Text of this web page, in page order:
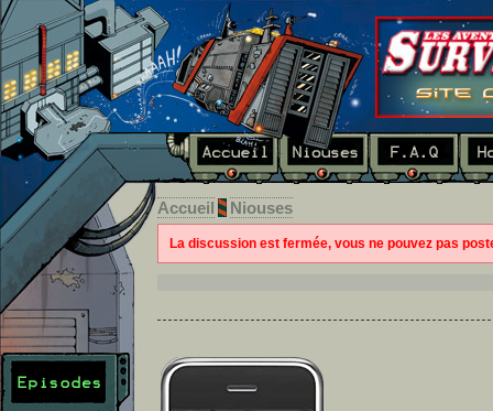
Accueil Niouses
La discussion est fermée, vous ne pouvez pas